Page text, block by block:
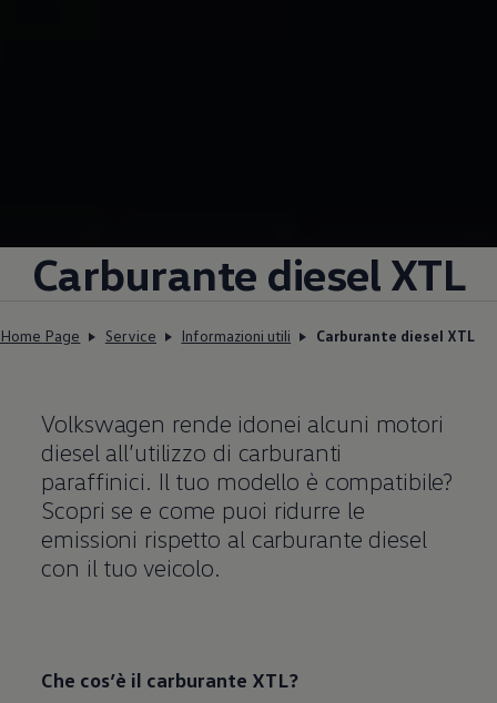
Carburante diesel XTL
Home Page Service Informazioni utili Carburante diesel XTL
Volkswagen rende idonei alcuni motori
diesel all’utilizzo di carburanti
paraffinici. Il tuo modello è compatibile?
Scopri se e come puoi ridurre le
emissioni rispetto al carburante diesel
con il tuo veicolo.
Che cos’è il carburante XTL?